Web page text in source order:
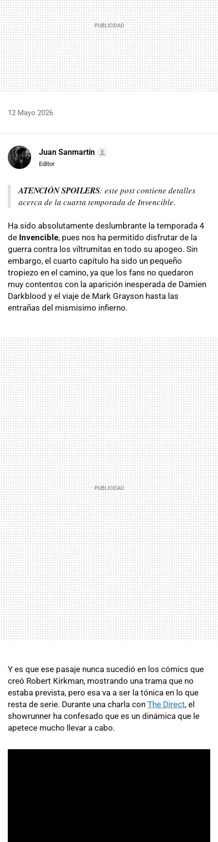
12 Mayo 2026
Juan Sanmartín
Editor
ATENCIÓN SPOILERS: este post contiene detalles
acerca de la cuarta temporada de Invencible.
Ha sido absolutamente deslumbrante la temporada 4
de Invencible, pues nos ha permitido disfrutar de la
guerra contra los viltrumitas en todo su apogeo. Sin
embargo, el cuarto capítulo ha sido un pequeño
tropiezo en el camino, ya que los fans no quedaron
muy contentos con la aparición inesperada de Damien
Darkblood y el viaje de Mark Grayson hasta las
entrañas del mismísimo infierno.
Y es que ese pasaje nunca sucedió en los cómics que
creó Robert Kirkman, mostrando una trama que no
estaba prevista, pero esa va a ser la tónica en lo que
resta de serie. Durante una charla con The Direct, el
showrunner ha confesado que es un dinámica que le
apetece mucho llevar a cabo.